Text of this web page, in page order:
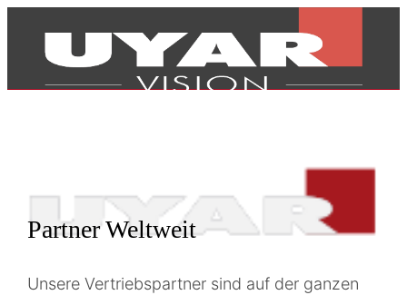
Partner Weltweit
Unsere Vertriebspartner sind auf der ganzen